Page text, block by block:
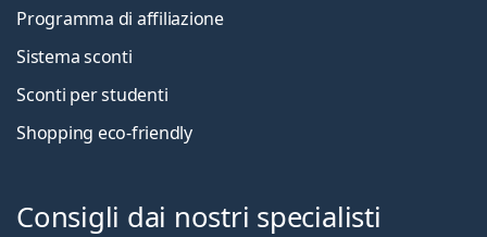
Programma di affiliazione
Sistema sconti
Sconti per studenti
Shopping eco-friendly
Consigli dai nostri specialisti